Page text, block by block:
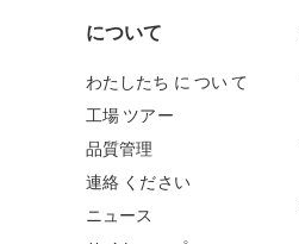
について
わたしたち に つい て
工場 ツアー
品質管理
連絡 ください
ニュース